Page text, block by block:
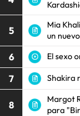
5
Mia
un
6 El sexo
7 Shakira
8
Margot
para